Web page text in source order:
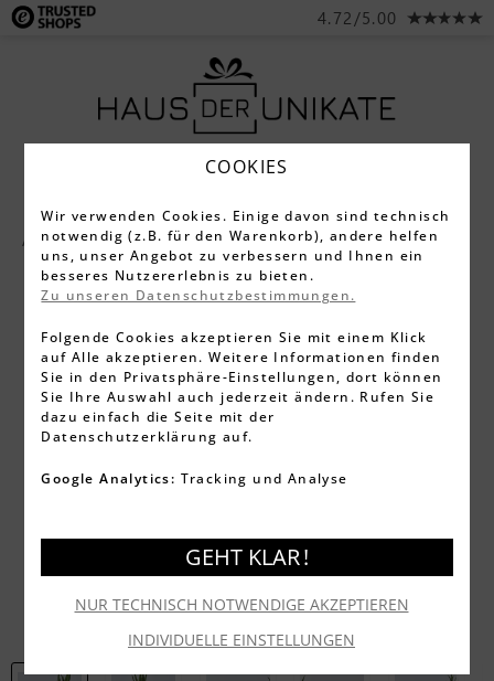
4.72/5.00
Alle Produkte Glasfoto 3D
COOKIES
Wir verwenden Cookies. Einige davon sind technisch
notwendig (z.B. für den Warenkorb), andere helfen
uns, unser Angebot zu verbessern und Ihnen ein
besseres Nutzererlebnis zu bieten.
Zu unseren Datenschutzbestimmungen.
Folgende Cookies akzeptieren Sie mit einem Klick
auf Alle akzeptieren. Weitere Informationen finden
Sie in den Privatsphäre-Einstellungen, dort können
Sie Ihre Auswahl auch jederzeit ändern. Rufen Sie
dazu einfach die Seite mit der
Datenschutzerklärung auf.
Google Analytics: Tracking und Analyse
INDIVIDUELLE EINSTELLUNGEN
NUR TECHNISCH NOTWENDIGE AKZEPTIEREN
GEHT KLAR !